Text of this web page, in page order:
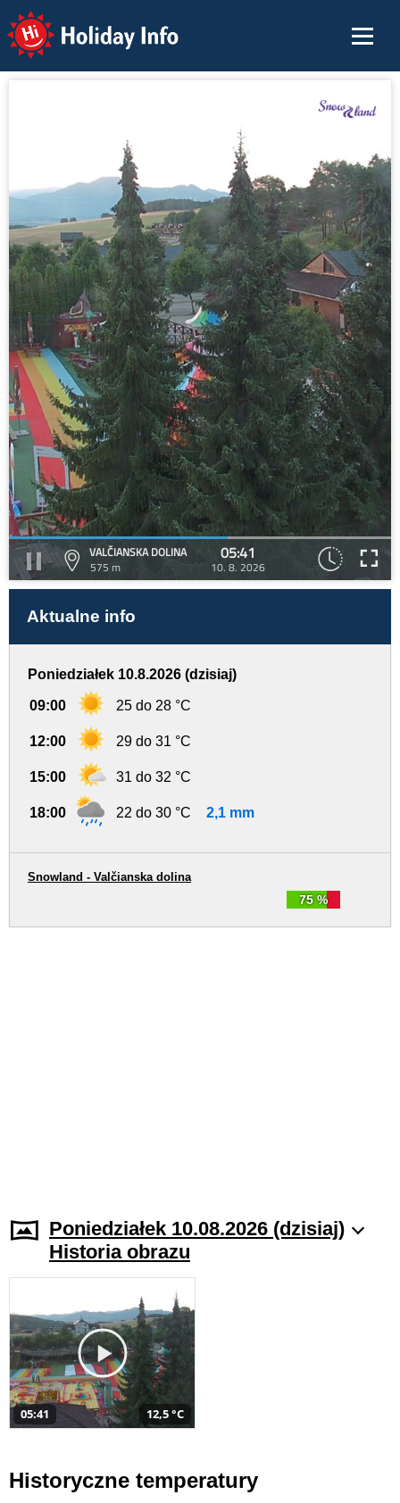
Holiday Info
VALČIANSKA DOLINA
575 m
05:41
10. 8. 2026
Aktualne info
Poniedziałek 10.8.2026 (dzisiaj)
09:00 25 do 28 °C
12:00 29 do 31 °C
15:00 31 do 32 °C
18:00 22 do 30 °C 2,1 mm
75 %
Snowland - Valčianska dolina
Poniedziałek 10.08.2026 (dzisiaj)
Historia obrazu
05:41 12,5 °C
Historyczne temperatury